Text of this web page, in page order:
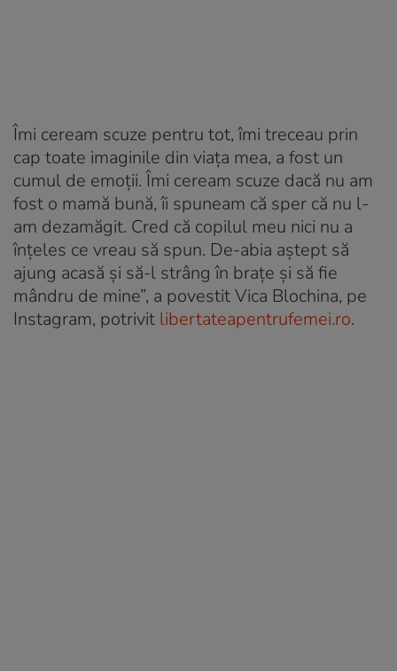
Îmi ceream scuze pentru tot, îmi treceau prin
cap toate imaginile din viața mea, a fost un
cumul de emoții. Îmi ceream scuze dacă nu am
fost o mamă bună, îi spuneam că sper că nu l-
am dezamăgit. Cred că copilul meu nici nu a
înțeles ce vreau să spun. De-abia aștept să
ajung acasă și să-l strâng în brațe și să fie
mândru de mine”, a povestit Vica Blochina, pe
Instagram, potrivit libertateapentrufemei.ro.